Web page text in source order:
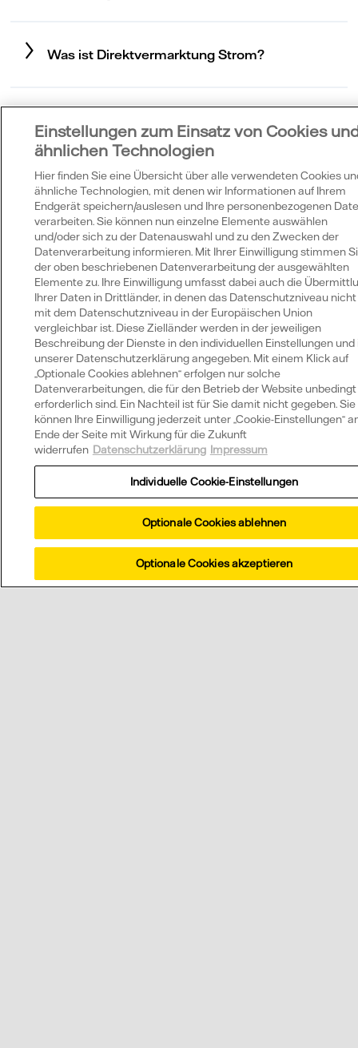
Was ist Direktvermarktung Strom?
Wir beraten Sie
gerne
Einstellungen zum Einsatz von Cookies
ähnlichen Technologien
Hier finden Sie eine Übersicht über alle verwendeten Cookies
ähnliche Technologien, mit denen wir Informationen auf Ihrem
Endgerät speichern/auslesen und Ihre personenbezogenen
verarbeiten. Sie können nun einzelne Elemente auswählen
und/oder sich zu der Datenauswahl und zu den Zwecken der
Datenverarbeitung informieren. Mit Ihrer Einwilligung stimmen
der oben beschriebenen Datenverarbeitung der ausgewählten
Elemente zu. Ihre Einwilligung umfasst dabei auch die
Ihrer Daten in Drittländer, in denen das Datenschutzniveau nicht
mit dem Datenschutzniveau in der Europäischen Union
vergleichbar ist. Diese Zielländer werden in der jeweiligen
Beschreibung der Dienste in den individuellen Einstellungen und
unserer Datenschutzerklärung angegeben. Mit einem Klick auf
„Optionale Cookies ablehnen“ erfolgen nur solche
Datenverarbeitungen, die für den Betrieb der Website unbedingt
erforderlich sind. Ein Nachteil ist für Sie damit nicht gegeben. Sie
können Ihre Einwilligung jederzeit unter „Cookie-Einstellungen“
Ende der Seite mit Wirkung für die Zukunft
widerrufen Datenschutzerklärung Impressum
Individuelle Cookie-Einstellungen
Optionale Cookies ablehnen
Optionale Cookies akzeptieren